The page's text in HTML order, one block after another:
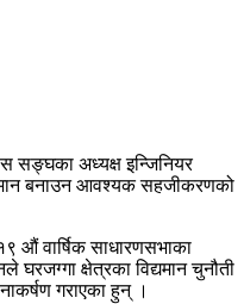
सङ्घका अध्यक्ष इन्जिनियर
बनाउन आवश्यक सहजीकरणको
औं वार्षिक साधारणसभाका
क्षेत्रका विद्यमान चुनौती
गराएका हुन् ।